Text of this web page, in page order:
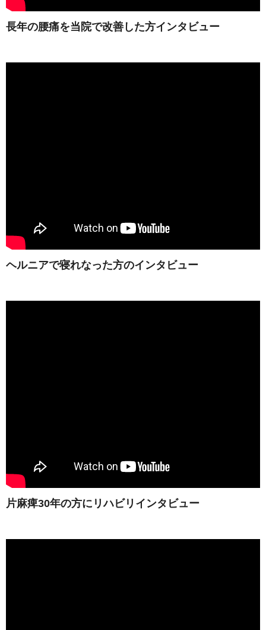
長年の腰痛を当院で改善した方インタビュー
ヘルニアで寝れなった方のインタビュー
片麻痺30年の方にリハビリインタビュー